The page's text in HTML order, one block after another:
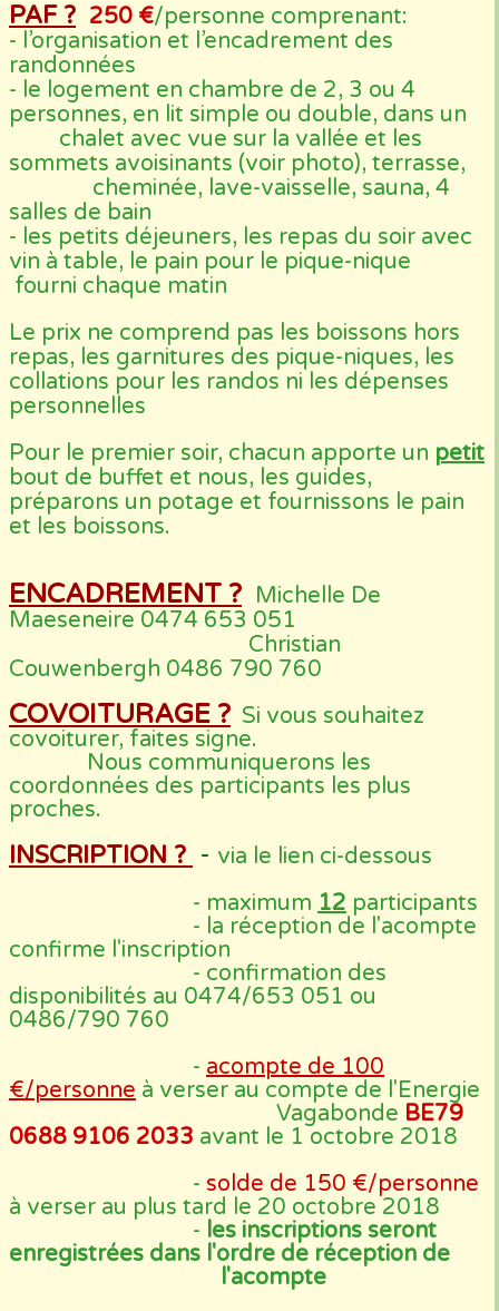
PAF ? 250 €/personne comprenant:
- l’organisation et l’encadrement des
randonnées
- le logement en chambre de 2, 3 ou 4
personnes, en lit simple ou double, dans un
chalet avec vue sur la vallée et les
sommets avoisinants (voir photo), terrasse,
cheminée, lave-vaisselle, sauna, 4
salles de bain
- les petits déjeuners, les repas du soir avec
vin à table, le pain pour le pique-nique
fourni chaque matin
Le prix ne comprend pas les boissons hors
repas, les garnitures des pique-niques, les
collations pour les randos ni les dépenses
personnelles
Pour le premier soir, chacun apporte un petit
bout de buffet et nous, les guides,
préparons un potage et fournissons le pain
et les boissons.
ENCADREMENT ? Michelle De
Maeseneire 0474 653 051
Christian
Couwenbergh 0486 790 760
COVOITURAGE ? Si vous souhaitez
covoiturer, faites signe.
Nous communiquerons les
coordonnées des participants les plus
proches.
INSCRIPTION ? - via le lien ci-dessous
- maximum 12 participants
- la réception de l'acompte
confirme l'inscription
- confirmation des
disponibilités au 0474/653 051 ou
0486/790 760
- acompte de 100
€/personne à verser au compte de l'Energie
Vagabonde BE79
0688 9106 2033 avant le 1 octobre 2018
- solde de 150 €/personne
à verser au plus tard le 20 octobre 2018
- les inscriptions seront
enregistrées dans l'ordre de réception de
l'acompte